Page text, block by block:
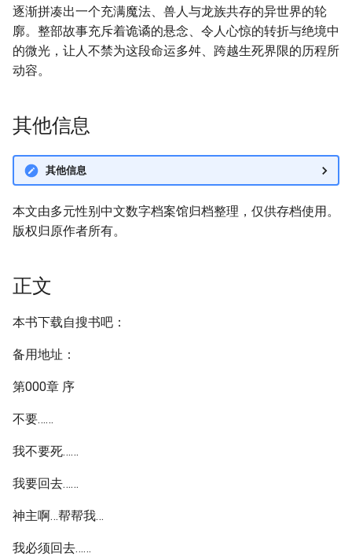
逐渐拼凑出一个充满魔法、兽人与龙族共存的异世界的轮
廓。整部故事充斥着诡谲的悬念、令人心惊的转折与绝境中
的微光，让人不禁为这段命运多舛、跨越生死界限的历程所
动容。
其他信息
其他信息
本文由多元性别中文数字档案馆归档整理，仅供存档使用。
版权归原作者所有。
正文
本书下载自搜书吧：
备用地址：
第000章 序
不要……
我不要死……
我要回去……
神主啊…帮帮我…
我必须回去……